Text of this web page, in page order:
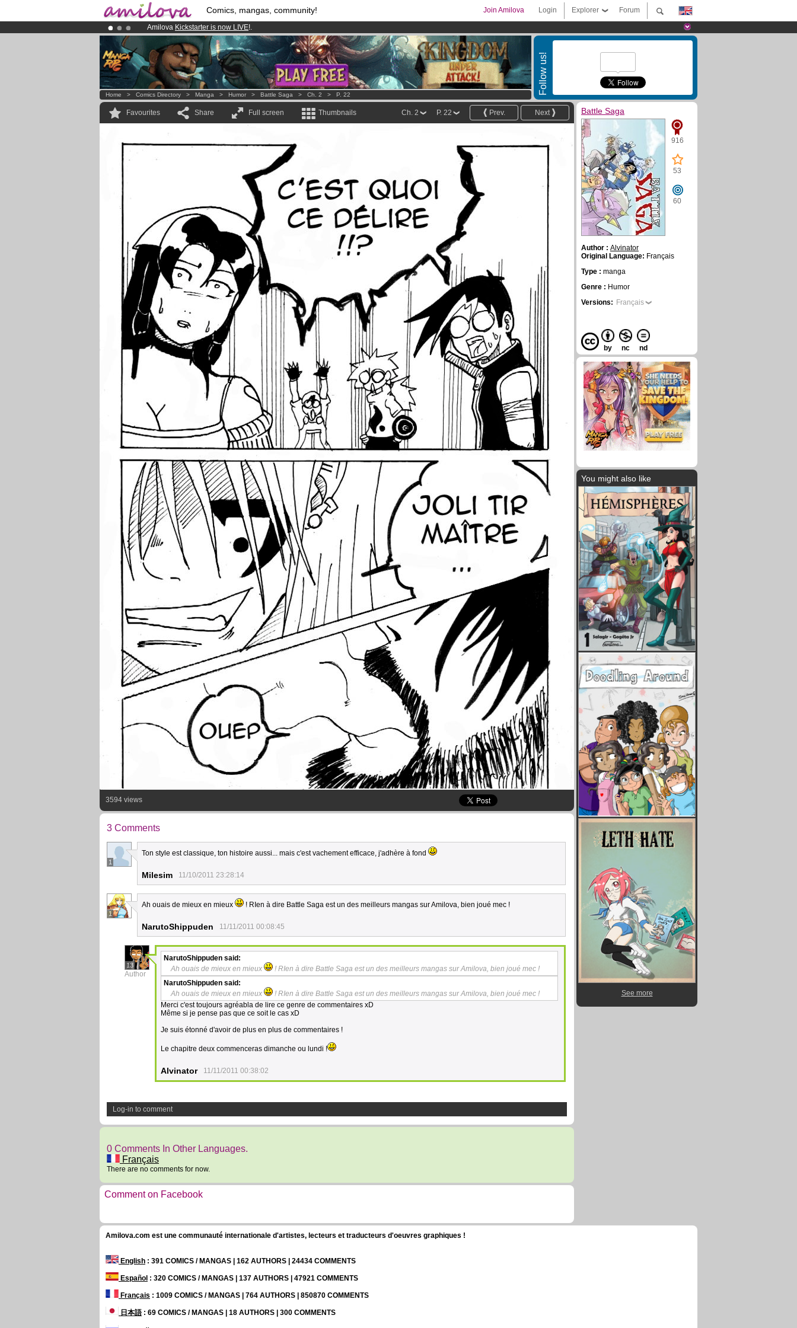
Comics, mangas, community! Forum
Explorer
Login
Join Amilova
Amilova Kickstarter is now LIVE!.
Already 100000membersand 1000comics & mangas!.
Premium membership from3.95 euros per month !Get membership now
Follow us!
Home > Comics Directory > Manga > Humor > Battle Saga > Ch. 2 > P. 22
Favourites Share Full screen Thumbnails Next
Prev.
P. 22
Ch. 2
3594 views
3 Comments
1
Ton style est classique, ton histoire aussi... mais c'est vachement efficace, j'adhère à fond
Milesim 11/10/2011 23:28:14
1
Ah ouais de mieux en mieux ! RIen à dire Battle Saga est un des meilleurs mangas sur Amilova, bien joué mec !
NarutoShippuden 11/11/2011 00:08:45
13
Author
NarutoShippuden said:
Ah ouais de mieux en mieux
! RIen à dire Battle Saga est un des meilleurs mangas sur Amilova, bien joué mec !
NarutoShippuden said:
Ah ouais de mieux en mieux
! RIen à dire Battle Saga est un des meilleurs mangas sur Amilova, bien joué mec !
Merci c'est toujours agréabla de lire ce genre de commentaires xD
Même si je pense pas que ce soit le cas xD
Je suis étonné d'avoir de plus en plus de commentaires !
Le chapitre deux commenceras dimanche ou lundi !
Alvinator 11/11/2011 00:38:02
Log-in to comment
0 Comments In Other Languages.
Français
There are no comments for now.
Comment on Facebook
Battle Saga
916
53
60
Author : Alvinator
Original Language: Français
Type : manga
Genre : Humor
Versions: Français
by nc nd
You might also like
See more
Amilova.com est une communauté internationale d'artistes, lecteurs et traducteurs d'oeuvres graphiques !
English : 391 COMICS / MANGAS | 162 AUTHORS | 24434 COMMENTS
Español : 320 COMICS / MANGAS | 137 AUTHORS | 47921 COMMENTS
Français : 1009 COMICS / MANGAS | 764 AUTHORS | 850870 COMMENTS
日本語: 69 COMICS / MANGAS | 18 AUTHORS | 300 COMMENTS